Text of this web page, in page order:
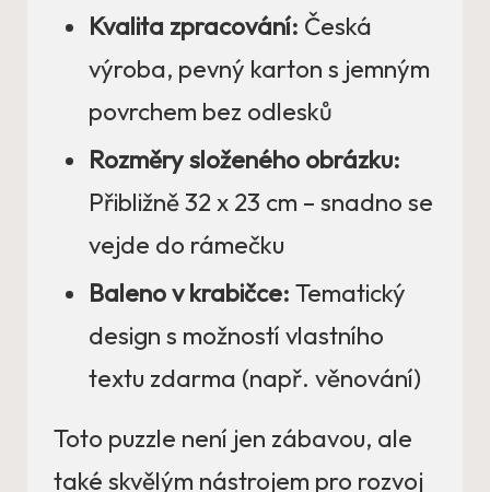
Kvalita zpracování: Česká
výroba, pevný karton s jemným
povrchem bez odlesků
Rozměry složeného obrázku:
Přibližně 32 x 23 cm – snadno se
vejde do rámečku
Baleno v krabičce: Tematický
design s možností vlastního
textu zdarma (např. věnování)
Toto puzzle není jen zábavou, ale
také skvělým nástrojem pro rozvoj